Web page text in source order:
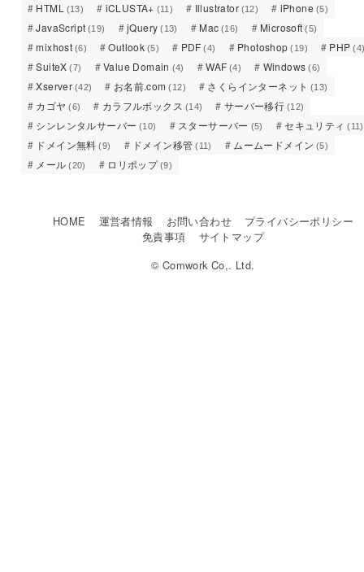
HTML (13) iCLUSTA+ (11) Illustrator (12) iPhone (5)
JavaScript (19) jQuery (13) Mac (16) Microsoft (5)
mixhost (6) Outlook (5) PDF (4) Photoshop (19) PHP
SuiteX (7) Value Domain (4) WAF (4) Windows (6)
Xserver (42) お名前.com (12) さくらインターネット (13)
カゴヤ (6) カラフルボックス (14) サーバー移行 (12)
シンレンタルサーバー (10) スターサーバー (5) セキュリティ (11)
ドメイン無料 (9) ドメイン移管 (11) ムームードメイン (5)
メール (20) ロリポップ (9)
HOME 運営者情報 お問い合わせ
プライバシーポリシー
免責事項
サイトマップ
© Comwork Co,. Ltd.